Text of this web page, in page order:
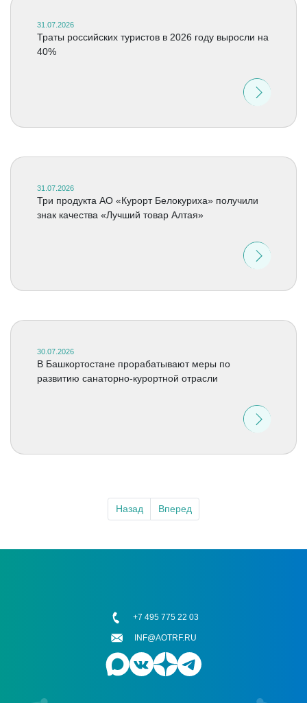
31.07.2026
Траты российских туристов в 2026 году выросли на
40%
31.07.2026
Три продукта АО «Курорт Белокуриха» получили
знак качества «Лучший товар Алтая»
30.07.2026
В Башкортостане прорабатывают меры по
развитию санаторно-курортной отрасли
Назад Вперед
+7 495 775 22 03
INF@AOTRF.RU